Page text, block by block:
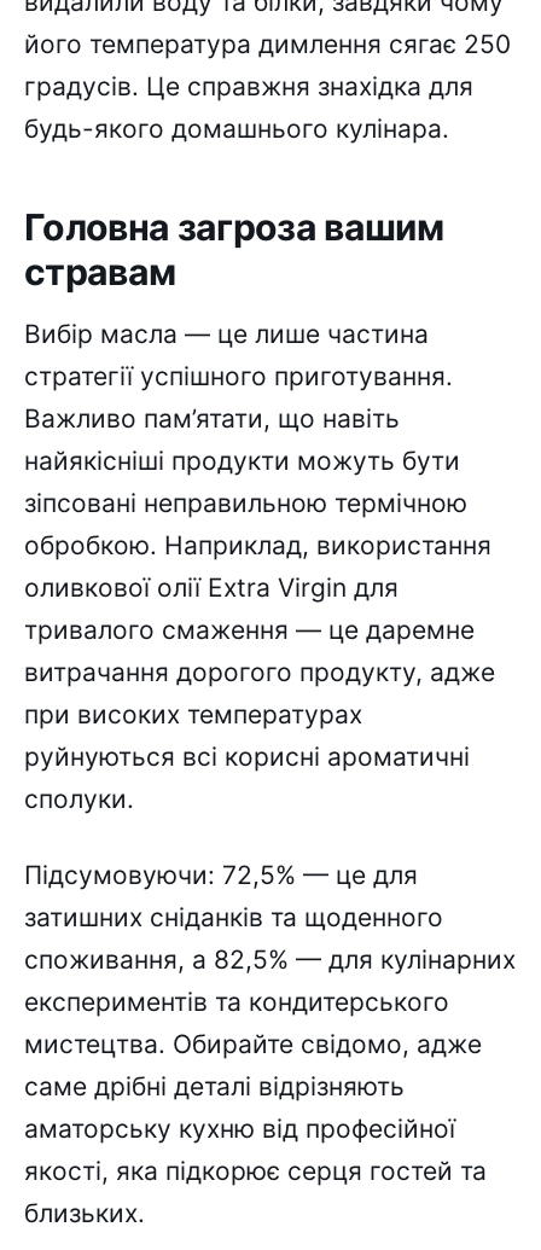
його температура димлення сягає 250
градусів. Це справжня знахідка для
будь-якого домашнього кулінара.
Головна загроза вашим
стравам
Вибір масла — це лише частина
стратегії успішного приготування.
Важливо пам’ятати, що навіть
найякісніші продукти можуть бути
зіпсовані неправильною термічною
обробкою. Наприклад, використання
оливкової олії Extra Virgin для
тривалого смаження — це даремне
витрачання дорогого продукту, адже
при високих температурах
руйнуються всі корисні ароматичні
сполуки.
Підсумовуючи: 72,5% — це для
затишних сніданків та щоденного
споживання, а 82,5% — для кулінарних
експериментів та кондитерського
мистецтва. Обирайте свідомо, адже
саме дрібні деталі відрізняють
аматорську кухню від професійної
якості, яка підкорює серця гостей та
близьких.